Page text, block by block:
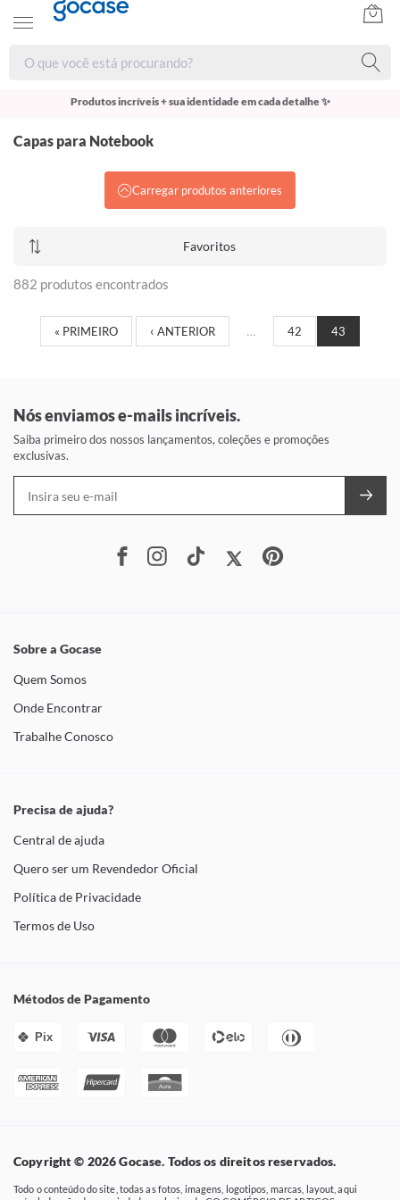
Produtos incríveis + sua identidade em cada detalhe ✨
Capas para Notebook
Carregar produtos anteriores
Favoritos
882 produtos encontrados
« PRIMEIRO ‹ ANTERIOR … 42 43
Nós enviamos e-mails incríveis.
Saiba primeiro dos nossos lançamentos, coleções e promoções
exclusivas.
Sobre a Gocase
Quem Somos
Onde Encontrar
Trabalhe Conosco
Precisa de ajuda?
Central de ajuda
Quero ser um Revendedor Oficial
Política de Privacidade
Termos de Uso
Métodos de Pagamento
Pix
Copyright © 2026 Gocase. Todos os direitos reservados.
Todo o conteúdo do site, todas as fotos, imagens, logotipos, marcas, layout, aqui